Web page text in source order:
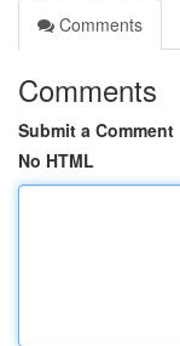
Comments
Comments
Submit a Comment
No HTML